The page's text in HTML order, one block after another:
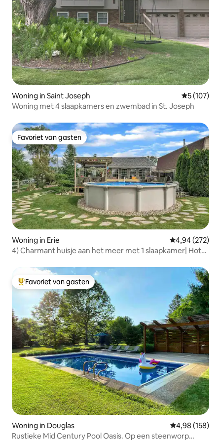
Woning in Saint Joseph
5 (107)
Woning met 4 slaapkamers en zwembad in St. Joseph
Favoriet van gasten
Favoriet van gasten
Woning in Erie Gemiddelde
4,94 (272)
4) Charmant huisje aan het meer met 1 slaapkamer| Hot
Topfavoriet van gasten
Favoriet van gasten
Woning in Douglas Gemiddelde
4,98 (158)
Rustieke Mid Century Pool Oasis. Op een steenworp